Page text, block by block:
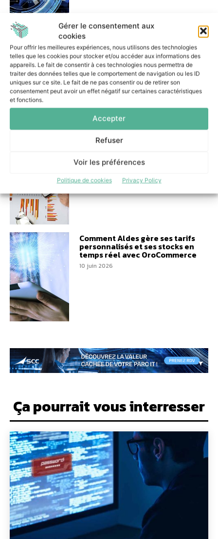
Gérer le consentement aux
cookies
Pour offrir les meilleures expériences, nous utilisons des technologies
telles que les cookies pour stocker et/ou accéder aux informations des
appareils. Le fait de consentir à ces technologies nous permettra de
traiter des données telles que le comportement de navigation ou les ID
uniques sur ce site. Le fait de ne pas consentir ou de retirer son
consentement peut avoir un effet négatif sur certaines caractéristiques
et fonctions.
Accepter
Refuser
Voir les préférences
Politique de cookies Privacy Policy
Serious games et campagnes
ciblées : la stratégie cyber de
la Ville de Lille
16 juin 2026
PKO Leasing réduit les tâches
gouvernance grâce à Camunda
11 juin 2026
Comment Aldes gère ses tarifs
personnalisés et ses stocks en
temps réel avec OroCommerce
10 juin 2026
Ça pourrait vous interresser